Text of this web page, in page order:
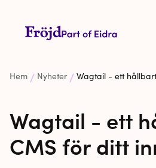
Hem Nyheter Wagtail - ett
Wagtail - ett
CMS för ditt